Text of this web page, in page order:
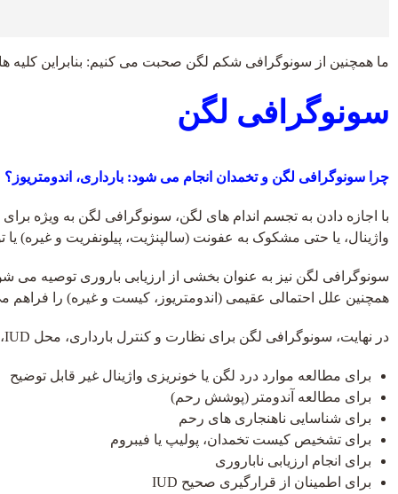
ما همچنین از سونوگرافی شکم لگن صحبت می کنیم: بنابراین کلیه
سونوگرافی لگن
چرا سونوگرافی لگن و تخمدان انجام می شود: بارداری، اندومتریوز؟
با اجازه دادن به تجسم اندام های لگن، سونوگرافی لگن به ویژه
واژینال، یا حتی مشکوک به عفونت (سالپنژیت، پیلونفریت و غیره)
سونوگرافی لگن نیز به عنوان بخشی از ارزیابی باروری توصیه می
همچنین علل احتمالی عقیمی (اندومتریوز، کیست و غیره) را فراهم
در نهایت، سونوگرافی لگن برای نظارت و کنترل بارداری، محل IUD، درد لگن، ناهنجاری یا آسیب شناسی مفید است.
برای مطالعه موارد درد لگن یا خونریزی واژینال غیر قابل توضیح
برای مطالعه آندومتر (پوشش رحم)
برای شناسایی ناهنجاری های رحم
برای تشخیص کیست تخمدان، پولیپ یا فیبروم
برای انجام ارزیابی ناباروری
برای اطمینان از قرارگیری صحیح IUD